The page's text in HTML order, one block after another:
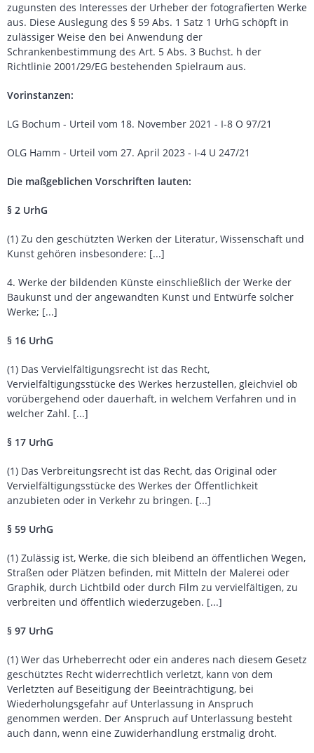
zugunsten des Interesses der Urheber der fotografierten Werke
aus. Diese Auslegung des § 59 Abs. 1 Satz 1 UrhG schöpft in
zulässiger Weise den bei Anwendung der
Schrankenbestimmung des Art. 5 Abs. 3 Buchst. h der
Richtlinie 2001/29/EG bestehenden Spielraum aus.
Vorinstanzen:
LG Bochum - Urteil vom 18. November 2021 - I-8 O 97/21
OLG Hamm - Urteil vom 27. April 2023 - I-4 U 247/21
Die maßgeblichen Vorschriften lauten:
§ 2 UrhG
(1) Zu den geschützten Werken der Literatur, Wissenschaft und
Kunst gehören insbesondere: [...]
4. Werke der bildenden Künste einschließlich der Werke der
Baukunst und der angewandten Kunst und Entwürfe solcher
Werke; [...]
§ 16 UrhG
(1) Das Vervielfältigungsrecht ist das Recht,
Vervielfältigungsstücke des Werkes herzustellen, gleichviel ob
vorübergehend oder dauerhaft, in welchem Verfahren und in
welcher Zahl. [...]
§ 17 UrhG
(1) Das Verbreitungsrecht ist das Recht, das Original oder
Vervielfältigungsstücke des Werkes der Öffentlichkeit
anzubieten oder in Verkehr zu bringen. [...]
§ 59 UrhG
(1) Zulässig ist, Werke, die sich bleibend an öffentlichen Wegen,
Straßen oder Plätzen befinden, mit Mitteln der Malerei oder
Graphik, durch Lichtbild oder durch Film zu vervielfältigen, zu
verbreiten und öffentlich wiederzugeben. [...]
§ 97 UrhG
(1) Wer das Urheberrecht oder ein anderes nach diesem Gesetz
geschütztes Recht widerrechtlich verletzt, kann von dem
Verletzten auf Beseitigung der Beeinträchtigung, bei
Wiederholungsgefahr auf Unterlassung in Anspruch
genommen werden. Der Anspruch auf Unterlassung besteht
auch dann, wenn eine Zuwiderhandlung erstmalig droht.